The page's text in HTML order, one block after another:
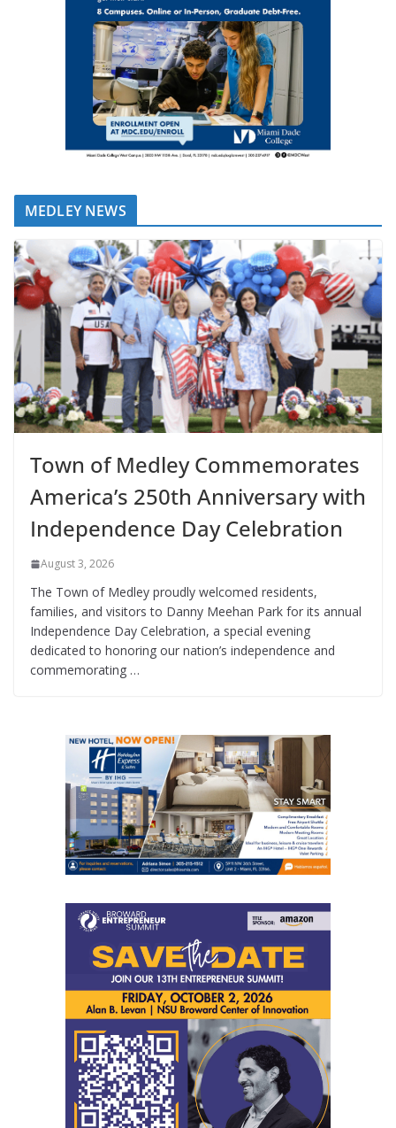
MEDLEY NEWS
Town of Medley Commemorates
America’s 250th Anniversary with
Independence Day Celebration
August 3, 2026
The Town of Medley proudly welcomed residents,
families, and visitors to Danny Meehan Park for its annual
Independence Day Celebration, a special evening
dedicated to honoring our nation’s independence and
commemorating …